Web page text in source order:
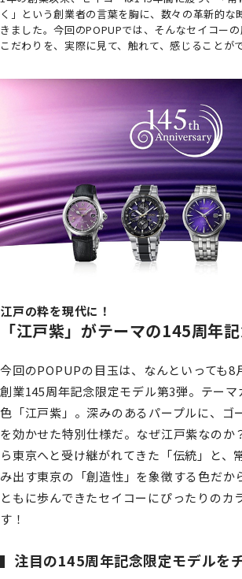
く」という創業者の言葉を胸に、数々の革新的な
きました。今回のPOPUPでは、そんなセイコー
こだわりを、実際に見て、触れて、感じることがで
江戸の粋を現代に！
「江戸紫」がテーマの145周年
今回のPOPUPの目玉は、なんといっても8
創業145周年記念限定モデル第3弾。テー
色「江戸紫」。深みのあるパープルに、ゴ
を効かせた特別仕様だ。なぜ江戸紫なの
ら東京へと受け継がれてきた「伝統」と、
み出す東京の「創造性」を象徴する色だか
ともに歩んできたセイコーにぴったりのカ
す！
注目の145周年記念限定モデルを